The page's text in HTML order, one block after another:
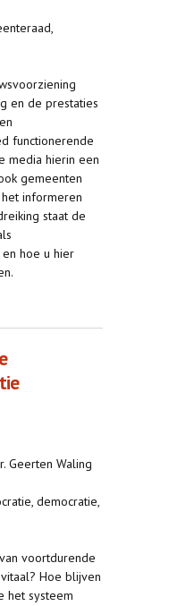
en de prestaties
functionerende
media hierin een
gemeenten
informeren
staat de
hoe u hier
Geerten Waling
democratie,
voortdurende
Hoe blijven
het systeem